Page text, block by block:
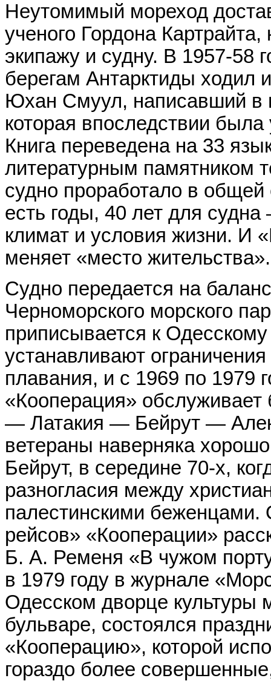
Неутомимый мореход
ученого Гордона
экипажу и судну. В 1957-58
берегам Антарктиды ходил
Юхан Смуул, написавший в
которая впоследствии
Книга переведена на 33
литературным памятником
судно проработало в
есть годы, 40 лет для
климат и условия жизни. И
меняет «место жительства».
Судно передается на баланс
Черноморского морского
приписывается к
устанавливают
плавания, и с 1969 по 1979
«Кооперация»
— Латакия — Бейрут —
ветераны наверняка
Бейрут, в середине 70-х,
разногласия между
палестинскими беженцами.
рейсов» «Кооперации»
Б. А. Ременя «В чужом
в 1979 году в журнале
Одесском дворце культуры
бульваре, состоялся
«Кооперацию», которой
гораздо более